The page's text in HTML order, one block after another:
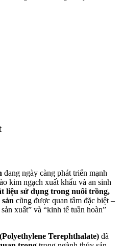
đang ngày càng phát triển mạnh
kim ngạch xuất khẩu và an sinh
liệu sử dụng trong nuôi trồng,
cũng được quan tâm đặc biệt –
xuất” và “kinh tế tuần hoàn”
Terephthalate) đã